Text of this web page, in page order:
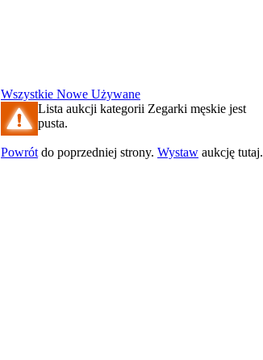
Wszystkie Nowe Używane
Lista aukcji kategorii Zegarki męskie jest
pusta.
Powrót do poprzedniej strony. Wystaw aukcję tutaj.